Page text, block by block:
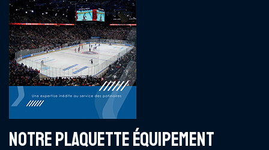
NOTRE PLAQUETTE ÉQUIPEMENT